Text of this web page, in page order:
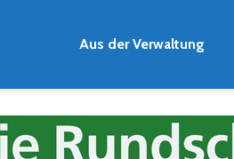
Aus der Verwaltung